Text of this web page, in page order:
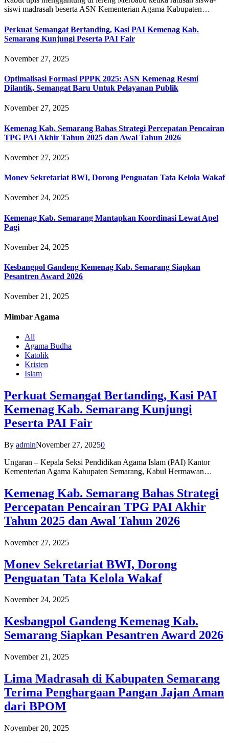
siswi madrasah beserta ASN Kementerian Agama Kabupaten…
Perkuat Semangat Bertanding, Kasi PAI Kemenag Kab.
Semarang Kunjungi Peserta PAI Fair
November 27, 2025
Optimalisasi Formasi PPPK 2025: ASN Kemenag Resmi
Dilantik, Semangat Baru Untuk Pelayanan Publik
November 27, 2025
Kemenag Kab. Semarang Bahas Strategi Percepatan Pencairan
TPG PAI Akhir Tahun 2025 dan Awal Tahun 2026
November 27, 2025
Monev Sekretariat BWI, Dorong Penguatan Tata Kelola Wakaf
November 24, 2025
Kemenag Kab. Semarang Mantapkan Koordinasi Lewat Apel
Pagi
November 24, 2025
Kesbangpol Gandeng Kemenag Kab. Semarang Siapkan
Pesantren Award 2026
November 21, 2025
Mimbar Agama
All
Agama Budha
Katolik
Kristen
Islam
Perkuat Semangat Bertanding, Kasi PAI
Kemenag Kab. Semarang Kunjungi
Peserta PAI Fair
By adminNovember 27, 20250
Ungaran – Kepala Seksi Pendidikan Agama Islam (PAI) Kantor
Kementerian Agama Kabupaten Semarang, Kabul Hermawan…
Kemenag Kab. Semarang Bahas Strategi
Percepatan Pencairan TPG PAI Akhir
Tahun 2025 dan Awal Tahun 2026
November 27, 2025
Monev Sekretariat BWI, Dorong
Penguatan Tata Kelola Wakaf
November 24, 2025
Kesbangpol Gandeng Kemenag Kab.
Semarang Siapkan Pesantren Award 2026
November 21, 2025
Lima Madrasah di Kabupaten Semarang
Terima Penghargaan Pangan Jajan Aman
dari BPOM
November 20, 2025